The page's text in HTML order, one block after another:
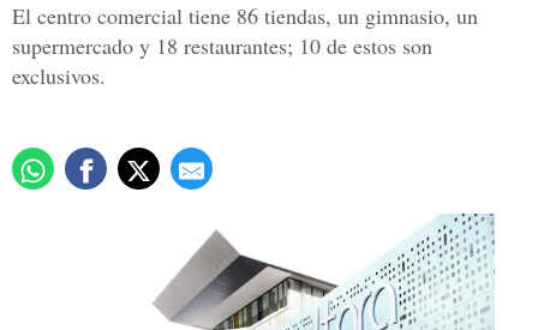
El centro comercial tiene 86 tiendas, un gimnasio, un
supermercado y 18 restaurantes; 10 de estos son
exclusivos.